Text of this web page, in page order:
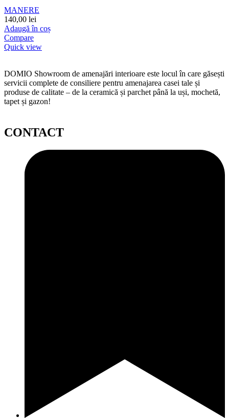
MANERE
140,00 lei
Adaugă în coș
Compare
Quick view
DOMIO Showroom de amenajări interioare este locul în care găsești
servicii complete de consiliere pentru amenajarea casei tale și
produse de calitate – de la ceramică și parchet până la uși, mochetă,
tapet și gazon!
CONTACT